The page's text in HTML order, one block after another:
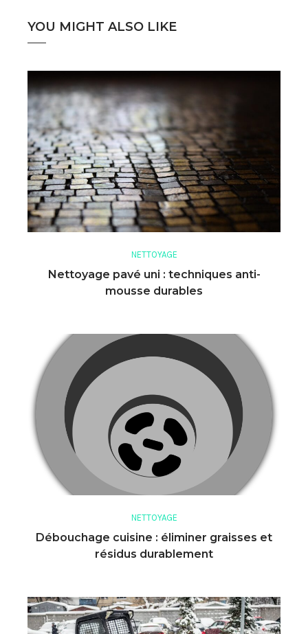
YOU MIGHT ALSO LIKE
NETTOYAGE
Nettoyage pavé uni : techniques anti-
mousse durables
NETTOYAGE
Débouchage cuisine : éliminer graisses et
résidus durablement